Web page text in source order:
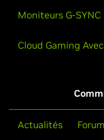
Moniteurs G-SYNC
Cloud Gaming
Actualités